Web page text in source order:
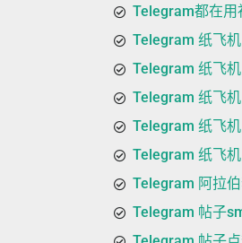
Telegram都在用
Telegram 纸飞
Telegram 纸飞
Telegram 纸飞
Telegram 纸飞
Telegram 纸飞
Telegram 阿拉
Telegram 帖子